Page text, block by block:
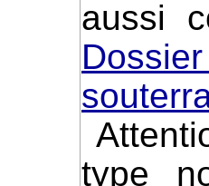
aussi
Attention il s’agit d’une concertation d’un
type